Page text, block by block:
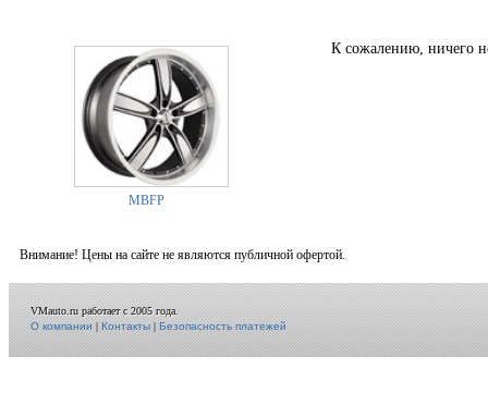
MBFP
К сожалению, ничего
Внимание! Цены на сайте не являются публичной офертой.
VMauto.ru работает с 2005 года.
О компании|Контакты|Безопасность платежей